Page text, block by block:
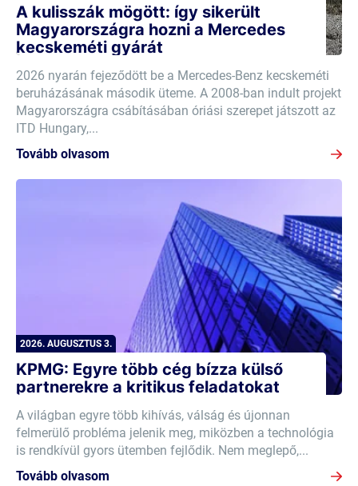
A kulisszák mögött: így sikerült
Magyarországra hozni a Mercedes
kecskeméti gyárát
2026 nyarán fejeződött be a Mercedes-Benz kecskeméti
beruházásának második üteme. A 2008-ban indult projekt
Magyarországra csábításában óriási szerepet játszott az
ITD Hungary,...
Tovább olvasom
2026. AUGUSZTUS 3.
KPMG: Egyre több cég bízza külső
partnerekre a kritikus feladatokat
A világban egyre több kihívás, válság és újonnan
felmerülő probléma jelenik meg, miközben a technológia
is rendkívül gyors ütemben fejlődik. Nem meglepő,...
Tovább olvasom